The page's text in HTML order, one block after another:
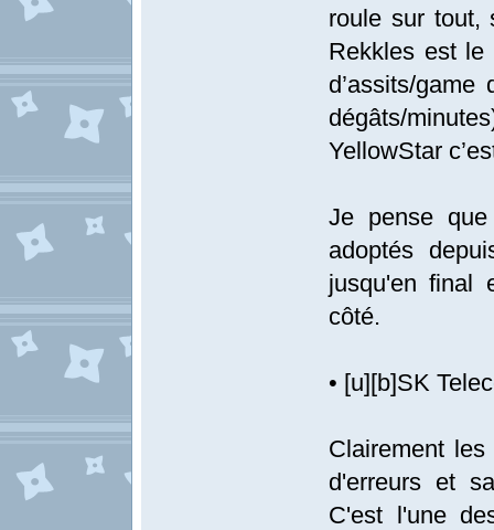
roule sur tout,
Rekkles est le
d’assits/
dégâts/
YellowStar
Je pense
adoptés
jusqu'en final
côté.
• [u][b]SK
Clairement
d'erreurs et
C'est l'une